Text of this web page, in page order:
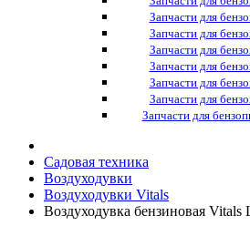
Запчасти для
Запчасти для
Запчасти для
Запчасти для
Запчасти для
Запчасти для
Запчасти для
Садовая техника
Воздуходувки
Воздуходувки Vitals
Воздуходувка бензиновая Vitals